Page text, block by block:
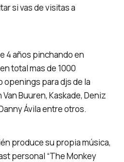
si vas de visitas a
4 años pinchando en
total mas de 1000
openings para djs de la
Buuren, Kaskade, Deniz
Ávila entre otros.
produce su propia música,
personal “The Monkey